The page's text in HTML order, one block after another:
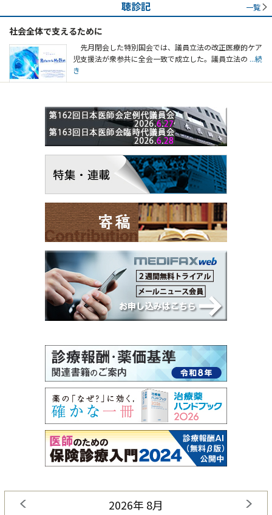
聴診記 一覧
社会全体で支えるために
先月閉会した特別国会では、議員立法の改正医療的ケア
児支援法が衆参共に全会一致で成立した。議員立法の ...続
き
2026年 8月